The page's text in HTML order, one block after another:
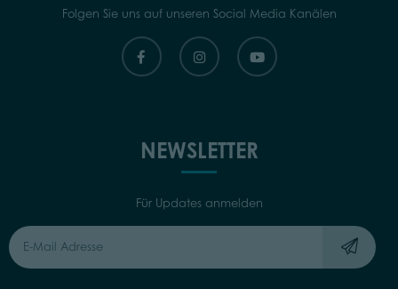
Folgen Sie uns auf unseren Social Media Kanälen
NEWSLETTER
Für Updates anmelden